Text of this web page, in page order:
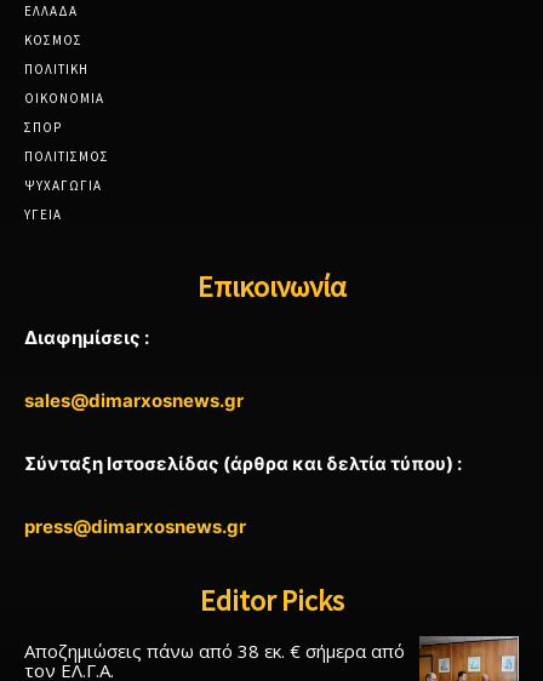
ΕΛΛΑΔΑ
ΚΟΣΜΟΣ
ΠΟΛΙΤΙΚΗ
ΟΙΚΟΝΟΜΙΑ
ΣΠΟΡ
ΠΟΛΙΤΙΣΜΟΣ
ΨΥΧΑΓΩΓΙΑ
ΥΓΕΙΑ
Επικοινωνία
Διαφημίσεις :
sales@dimarxosnews.gr
Σύνταξη Ιστοσελίδας (άρθρα και δελτία τύπου) :
press@dimarxosnews.gr
Editor Picks
Αποζημιώσεις πάνω από 38 εκ. € σήμερα από
τον ΕΛ.Γ.Α.